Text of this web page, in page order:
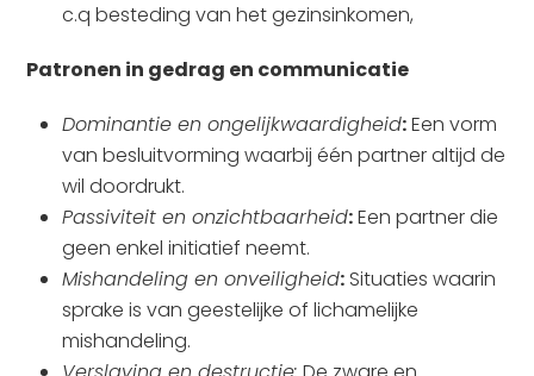
c.q besteding van het gezinsinkomen,
Patronen in gedrag en communicatie
Dominantie en ongelijkwaardigheid:Een vorm
van besluitvorming waarbij één partner altijd de
wil doordrukt.
Passiviteit en onzichtbaarheid:Een partner die
geen enkel initiatief neemt.
Mishandeling en onveiligheid: Situaties waarin
sprake is van geestelijke of lichamelijke
mishandeling.